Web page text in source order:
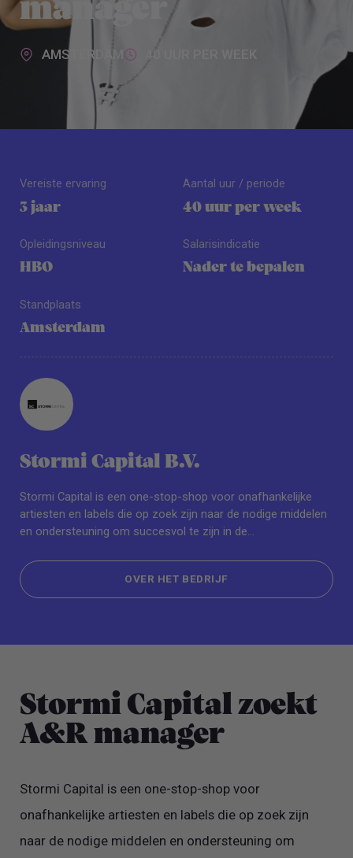
manager
AMSTERDAM 40 UUR PER WEEK
Vereiste ervaring
3 jaar
Opleidingsniveau
HBO
Standplaats
Amsterdam
Aantal uur / periode
40 uur per week
Salarisindicatie
Nader te bepalen
Stormi Capital B.V.
Stormi Capital is een one-stop-shop voor onafhankelijke
artiesten en labels die op zoek zijn naar de nodige middelen
en ondersteuning om succesvol te zijn in de
diensten, waaronder digitale distributie, royalty-
administratiesoftware, data-analyse, afspeellijstpromotie en
offline ondersteuning van professionals uit de industrie
OVER HET BEDRIJF
Stormi Capital zoekt
A&R manager
Stormi Capital is een one-stop-shop voor
onafhankelijke artiesten en labels die op zoek zijn
naar de nodige middelen en ondersteuning om